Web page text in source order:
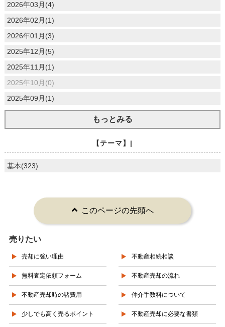
2026年03月(4)
2026年02月(1)
2026年01月(3)
2025年12月(5)
2025年11月(1)
2025年10月(0)
2025年09月(1)
もっとみる
【テーマ】|
基本(323)
このページの先頭へ
売りたい
売却に強い理由 不動産相続相談
無料査定依頼フォーム 不動産売却の流れ
不動産売却時の諸費用 仲介手数料について
少しでも高く売るポイント 不動産売却に必要な書類